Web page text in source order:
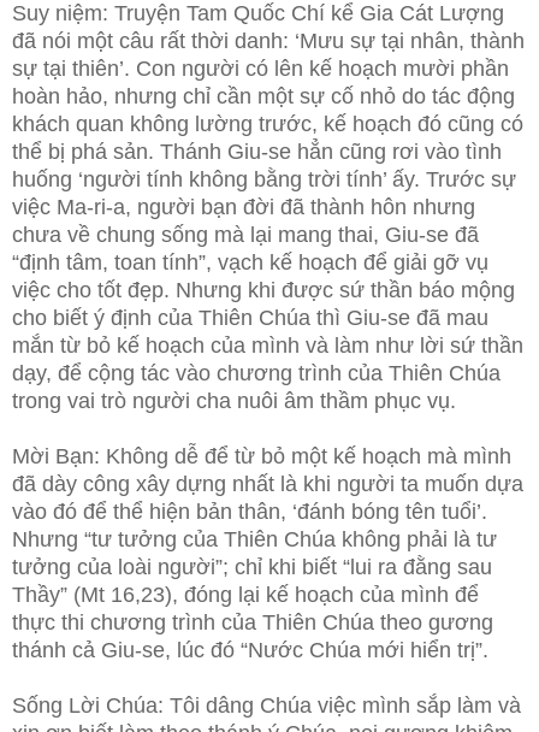
Suy niệm: Truyện Tam Quốc Chí kể Gia Cát Lượng
đã nói một câu rất thời danh: ‘Mưu sự tại nhân, thành
sự tại thiên’. Con người có lên kế hoạch mười phần
hoàn hảo, nhưng chỉ cần một sự cố nhỏ do tác động
khách quan không lường trước, kế hoạch đó cũng có
thể bị phá sản. Thánh Giu-se hẳn cũng rơi vào tình
huống ‘người tính không bằng trời tính’ ấy. Trước sự
việc Ma-ri-a, người bạn đời đã thành hôn nhưng
chưa về chung sống mà lại mang thai, Giu-se đã
“định tâm, toan tính”, vạch kế hoạch để giải gỡ vụ
việc cho tốt đẹp. Nhưng khi được sứ thần báo mộng
cho biết ý định của Thiên Chúa thì Giu-se đã mau
mắn từ bỏ kế hoạch của mình và làm như lời sứ thần
dạy, để cộng tác vào chương trình của Thiên Chúa
trong vai trò người cha nuôi âm thầm phục vụ.
Mời Bạn: Không dễ để từ bỏ một kế hoạch mà mình
đã dày công xây dựng nhất là khi người ta muốn dựa
vào đó để thể hiện bản thân, ‘đánh bóng tên tuổi’.
Nhưng “tư tưởng của Thiên Chúa không phải là tư
tưởng của loài người”; chỉ khi biết “lui ra đằng sau
Thầy” (Mt 16,23), đóng lại kế hoạch của mình để
thực thi chương trình của Thiên Chúa theo gương
thánh cả Giu-se, lúc đó “Nước Chúa mới hiển trị”.
Sống Lời Chúa: Tôi dâng Chúa việc mình sắp làm và